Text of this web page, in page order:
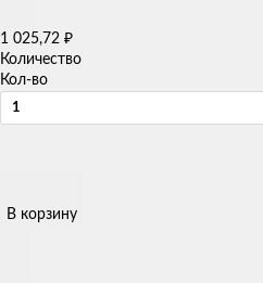
1 025,72 ₽
Количество
Кол-во
В корзину